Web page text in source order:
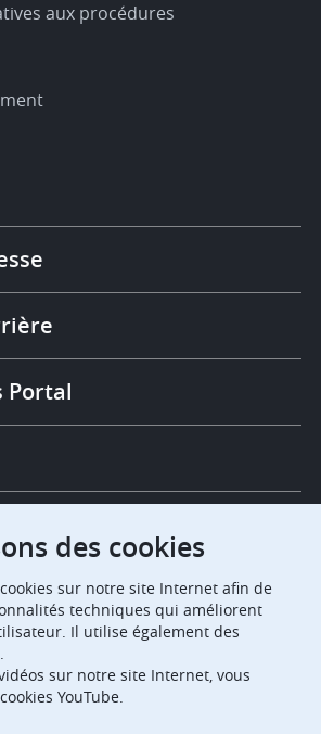
aux procédures
Portal
Office EPO Jobs
des cookies
sur notre site Internet afin de
techniques qui améliorent
Il utilise également des
sur notre site Internet, vous
YouTube.